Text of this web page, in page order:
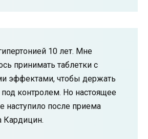
10 лет. Мне
принимать таблетки с
эффектами, чтобы держать
контролем. Но настоящее
наступило после приема
Кардицин.